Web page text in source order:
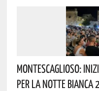
Montescaglioso:
Per La Notte Bianca